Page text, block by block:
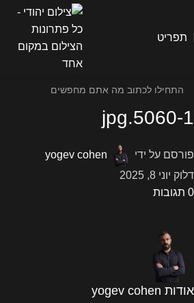
תפריט
5060-1.jpg
פורסם על ידי
yogev cohen
דלוק יוני 8, 2025
0 תגובות
אודות yogev cohen